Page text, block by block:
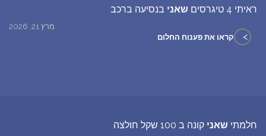
ראיתי 4 טיגרסים שאני בנסיעה ברכב
מרץ 21, 2026
> קראו את פענוח החלום
חלמתי שאני קונה ב 100 שקל חולצה